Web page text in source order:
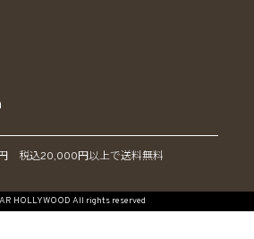
税込20,000円以上で送料無料
HOLLYWOOD All rights reserved